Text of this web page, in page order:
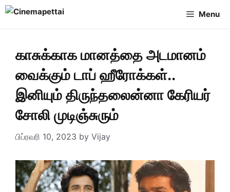
Skip
Menu
காசுக்காக மானத்தை அடமானம்
வைக்கும் டாப் ஹீரோக்கள்..
இனியும் திருந்தலைன்னா கேரியர்
சோலி முடிஞ்சுரும்
பிப்ரவரி 10, 2023 by Vijay